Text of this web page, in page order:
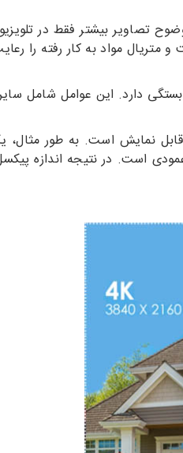
تصاویر بیشتر فقط در
متریال مواد به کار رفته را
دارد. این عوامل شامل سایر
نمایش است. به طور
صفحه نمایش دارای 1920 پیکسل به صورت افقی و 1080 پیکسل به صورت عمودی است. در